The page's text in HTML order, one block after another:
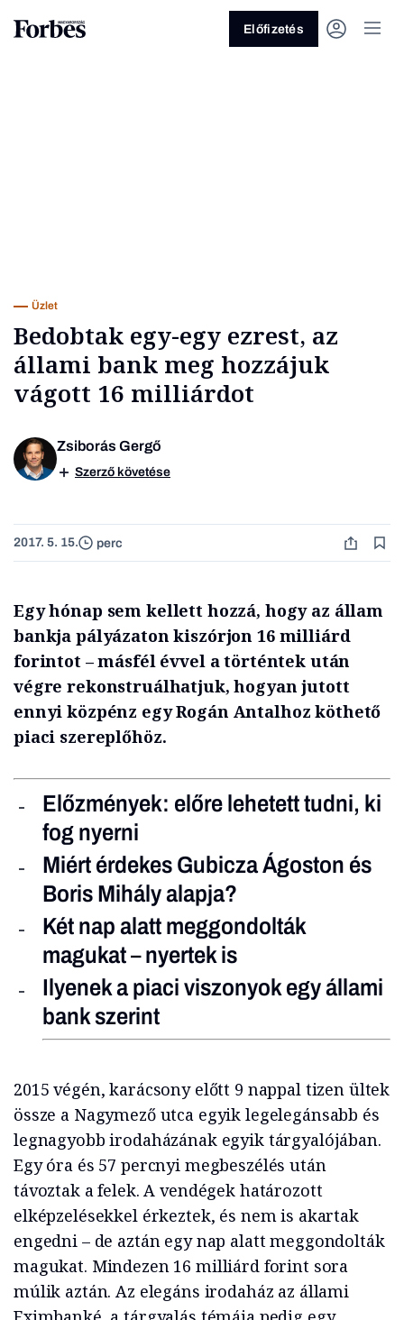
Előfizetés
Üzlet
Bedobtak egy-egy ezrest, az
állami bank meg hozzájuk
vágott 16 milliárdot
Zsiborás Gergő
Szerző követése
2017. 5. 15. perc
Egy hónap sem kellett hozzá, hogy az állam
bankja pályázaton kiszórjon 16 milliárd
forintot – másfél évvel a történtek után
végre rekonstruálhatjuk, hogyan jutott
ennyi közpénz egy Rogán Antalhoz köthető
piaci szereplőhöz.
Előzmények: előre lehetett tudni, ki
fog nyerni
Miért érdekes Gubicza Ágoston és
Boris Mihály alapja?
Két nap alatt meggondolták
magukat – nyertek is
Ilyenek a piaci viszonyok egy állami
bank szerint
2015 végén, karácsony előtt 9 nappal tizen ültek
össze a Nagymező utca egyik legelegánsabb és
legnagyobb irodaházának egyik tárgyalójában.
Egy óra és 57 percnyi megbeszélés után
távoztak a felek. A vendégek határozott
elképzelésekkel érkeztek, és nem is akartak
engedni – de aztán egy nap alatt meggondolták
magukat. Mindezen 16 milliárd forint sora
múlik aztán. Az elegáns irodaház az állami